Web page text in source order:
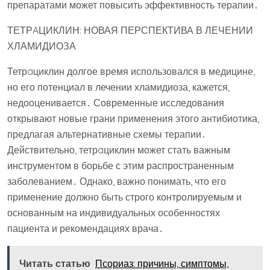
препаратами может повысить эффективность терапии․
ТЕТРAЦИКЛИН: НОВАЯ ПЕРСПЕКТИВА В ЛЕЧЕНИИ
ХЛАМИДИОЗА
Тетрaциклин долгое время использовался в медицине,
но его потенциал в лечении хламидиоза, кажется,
недооценивается․ Современные исследования
открывают новые грани применения этого антибиотика,
предлагая альтернативные схемы терапии․
Действительно, тетрaциклин может стать важным
инструментом в борьбе с этим распространенным
заболеванием․ Однако, важно понимать, что его
применение должно быть строго контролируемым и
основанным на индивидуальных особенностях
пациента и рекомендациях врача․
Читать статью Псориаз: причины, симптомы,